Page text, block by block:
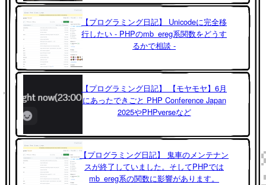
【プログラミング日記】 Unicodeに完全移
行したい - PHPのmb_ereg系関数をどうす
るかで相談 -
【プログラミング日記】 【モヤモヤ】6月
にあったできごと PHP Conference Japan
2025やPHPverseなど
【プログラミング日記】 鬼車のメンテナン
スが終了していました。そしてPHPでは
mb_ereg系の関数に影響があります。